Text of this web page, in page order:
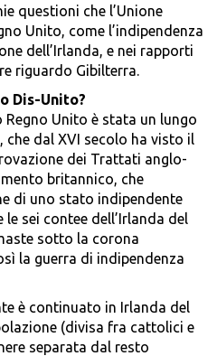
questioni che l’Unione
Unito, come l’indipendenza
dell’Irlanda, e nei rapporti
riguardo Gibilterra.
Dis-Unito?
Unito è stata un lungo
che dal XVI secolo ha visto il
dei Trattati anglo-
britannico, che
di uno stato indipendente
le sei contee dell’Irlanda del
sotto la corona
la guerra di indipendenza
è continuato in Irlanda del
(divisa fra cattolici e
separata dal resto